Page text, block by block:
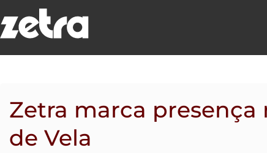
para
o
conteúdo
Zetra marca presença
de Vela